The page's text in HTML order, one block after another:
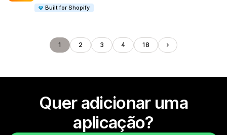
Built for Shopify
1 2 3 4 18
Quer adicionar uma
aplicação?